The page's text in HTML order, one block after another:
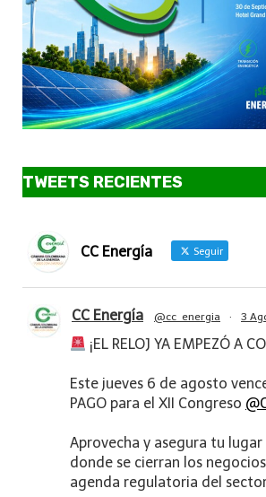
TWEETS RECIENTES
CC Energía Seguir
CC Energía @cc_energia · 3
¡EL RELOJ YA EMPEZÓ A
Este jueves 6 de agosto
PAGO para el XII Congreso
Aprovecha y asegura tu
donde se cierran los
agenda regulatoria del